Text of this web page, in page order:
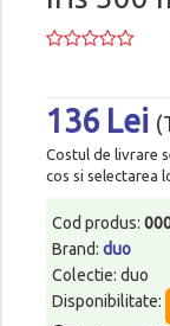
136 Lei
Costul de livrare
cos si selectarea
Cod produs:
Brand: duo
Colectie: duo
Disponibilitate: